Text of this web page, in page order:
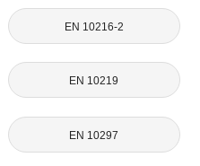
EN 10216-2
EN 10219
EN 10297